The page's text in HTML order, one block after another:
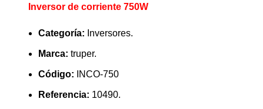
Inversor de corriente 750W
Categoría: Inversores.
Marca: truper.
Código: INCO-750
Referencia: 10490.